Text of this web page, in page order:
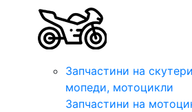
Запчастини на
мопеди, мотоцикли
Запчастини на